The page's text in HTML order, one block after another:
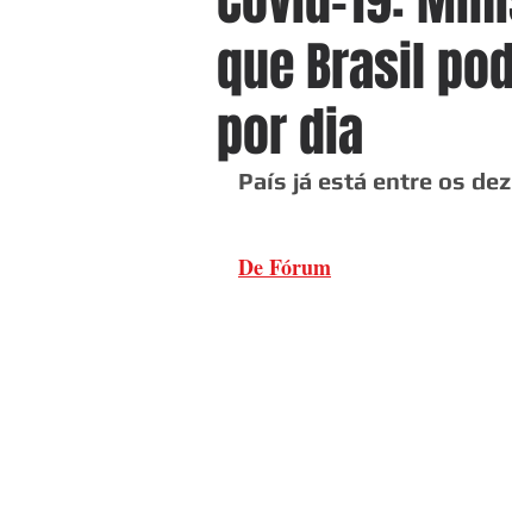
que Brasil
por dia
País já está entre os
De Fórum